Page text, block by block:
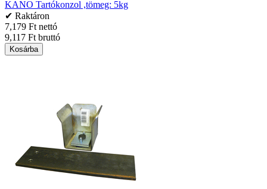
KANO Tartókonzol ,tömeg: 5kg
✔ Raktáron
7,179 Ft nettó
9,117 Ft bruttó
Kosárba